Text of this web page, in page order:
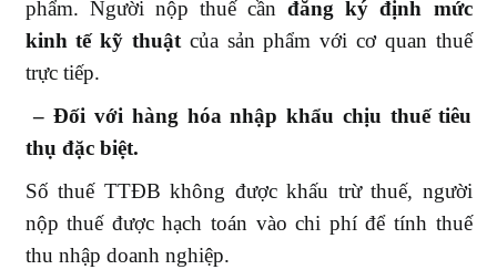
phẩm. Người nộp thuế cầnđăng ký định mức
kinh tế kỹ thuậtcủa sản phẩm với cơ quan thuế
trực tiếp.
– Đối với hàng hóa nhập khẩu chịu thuế tiêu
thụ đặc biệt.
Số thuế TTĐB không được khấu trừ thuế, người
nộp thuế được hạch toán vào chi phí để tính thuế
thu nhập doanh nghiệp.